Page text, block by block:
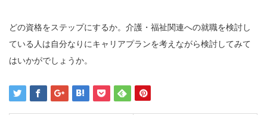
どの資格をステップにするか。介護・福祉関連への就職を検討し
ている人は自分なりにキャリアプランを考えながら検討してみて
はいかがでしょうか。